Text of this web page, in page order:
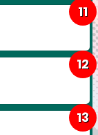
11
12
13